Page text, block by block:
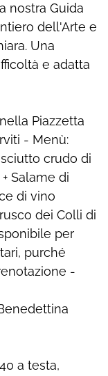
nostra Guida
dell'Arte e
Una
e adatta
Piazzetta
- Menù:
crudo di
Salame di
di vino
dei Colli di
per
purché
-
a testa,